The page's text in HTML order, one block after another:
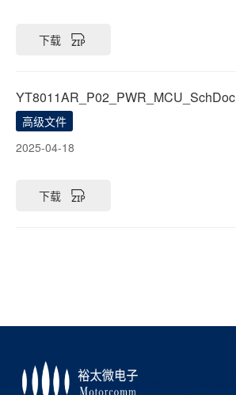
下载
YT8011AR_P02_PWR_MCU_SchDoc
高级文件
2025-04-18
下载